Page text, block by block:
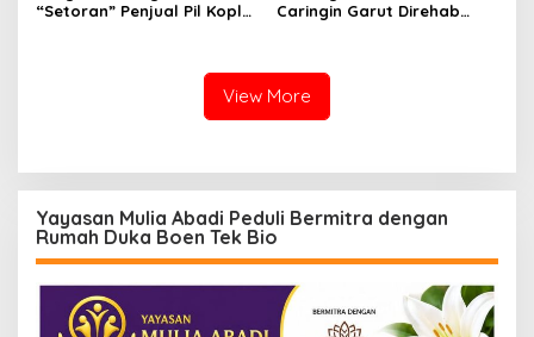
“Setoran” Penjual Pil Koplo
Caringin Garut Direhab
View More
Yayasan Mulia Abadi Peduli Bermitra dengan
Rumah Duka Boen Tek Bio